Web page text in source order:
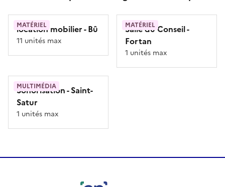
MATÉRIEL
location mobilier- Bû
11 unités max
MATÉRIEL
Salle du Conseil-
Fortan
1 unités max
MULTIMÉDIA
Sonorisation- Saint-
Satur
1 unités max